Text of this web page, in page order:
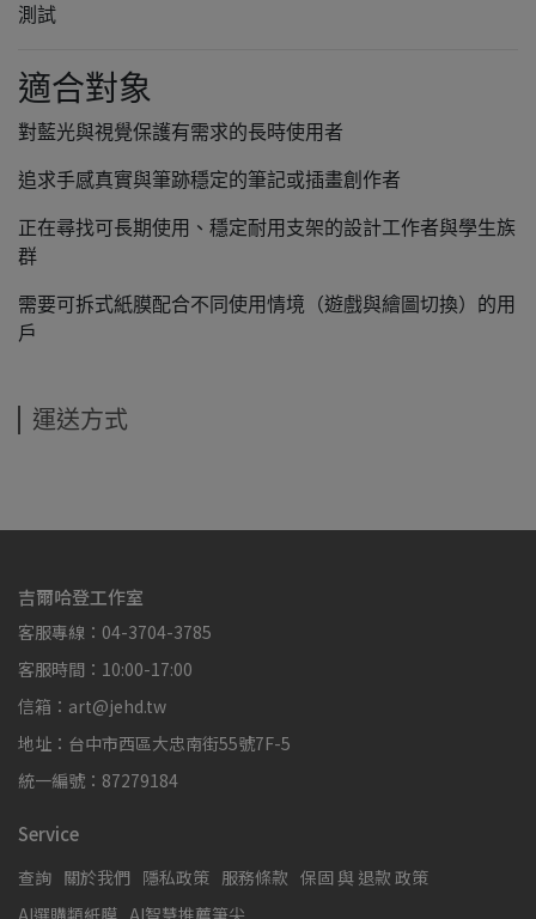
測試
適合對象
對藍光與視覺保護有需求的長時使用者
追求手感真實與筆跡穩定的筆記或插畫創作者
正在尋找可長期使用、穩定耐用支架的設計工作者與學生族
群
需要可拆式紙膜配合不同使用情境（遊戲與繪圖切換）的用
戶
運送方式
吉爾哈登工作室
客服專線：04-3704-3785
客服時間：10:00-17:00
信箱：art@jehd.tw
地址：台中市西區大忠南街55號7F-5
統一編號：87279184
Service
查詢 關於我們 隱私政策 服務條款 保固 與 退款 政策
AI選購類紙膜 AI智慧推薦筆尖